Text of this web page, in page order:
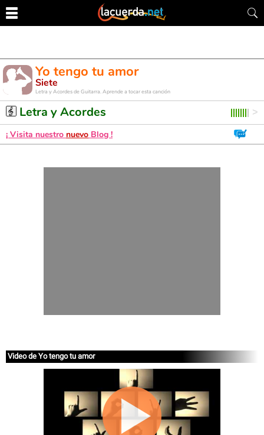
Yo tengo tu amor
Siete
Letra y Acordes de Guitarra. Aprende a tocar esta canción
Letra y Acordes
¡ Visita nuestro nuevo Blog !
Video de Yo tengo tu amor